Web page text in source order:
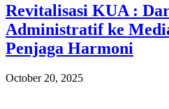
Revitalisasi KUA :
Administratif ke
Penjaga Harmoni
October 20, 2025